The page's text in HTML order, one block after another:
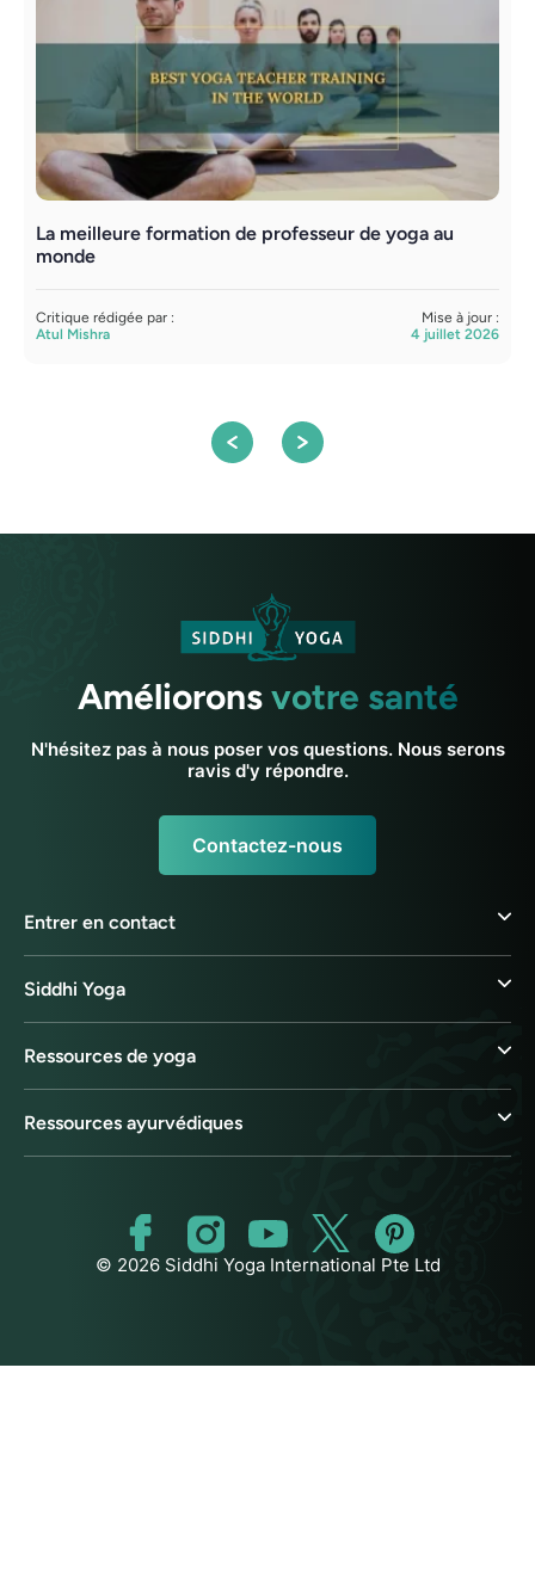
La meilleure formation de professeur de yoga au
monde
Critique rédigée par :
Atul Mishra
Mise à jour :
4 juillet 2026
Amélioronsvotre santé
N'hésitez pas à nous poser vos questions. Nous serons
ravis d'y répondre.
Contactez-nous
Entrer en contact
Siddhi Yoga
Ressources de yoga
Ressources ayurvédiques
© 2026 Siddhi Yoga International Pte Ltd